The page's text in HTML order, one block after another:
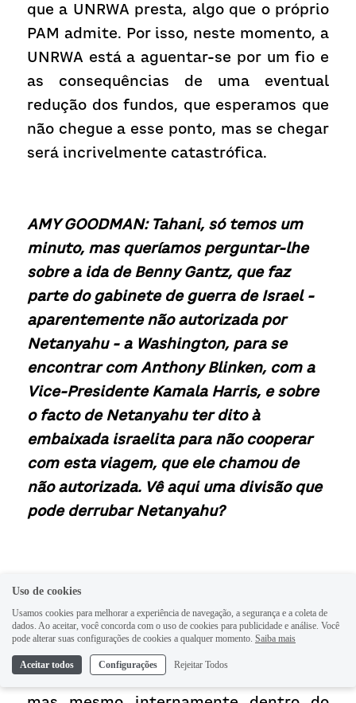
que a UNRWA presta, algo que o próprio
PAM admite. Por isso, neste momento, a
UNRWA está a aguentar-se por um fio e
as consequências de uma eventual
redução dos fundos, que esperamos que
não chegue a esse ponto, mas se chegar
será incrivelmente catastrófica.
AMY GOODMAN: Tahani, só temos um
minuto, mas queríamos perguntar-lhe
sobre a ida de Benny Gantz, que faz
parte do gabinete de guerra de Israel -
aparentemente não autorizada por
Netanyahu - a Washington, para se
encontrar com Anthony Blinken, com a
Vice-Presidente Kamala Harris, e sobre
o facto de Netanyahu ter dito à
embaixada israelita para não cooperar
com esta viagem, que ele chamou de
não autorizada. Vê aqui uma divisão que
pode derrubar Netanyahu?
uma divisão no seio da administração
israelita. E isso tem sido algo que está a
começar a vir à tona nos últimos meses
entre o establishment político e militar,
Uso de cookies
Usamos cookies para melhorar a experiência de navegação, a segurança e a coleta de
dados. Ao aceitar, você concorda com o uso de cookies para publicidade e análise. Você
pode alterar suas configurações de cookies a qualquer momento. Saiba mais
Aceitar todos Configurações Rejeitar Todos